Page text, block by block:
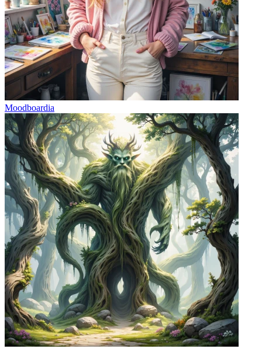
Moodboardia